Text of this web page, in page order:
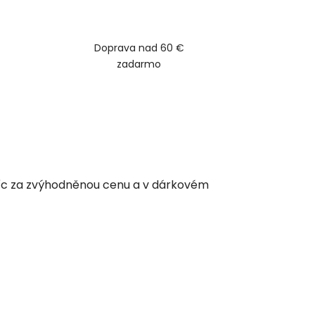
Doprava nad 60 €
zadarmo
za zvýhodněnou cenu a v dárkovém